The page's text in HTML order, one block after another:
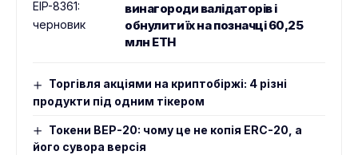
винагороди валідаторів і
обнулити їх на позначці 60,25
млн ETH
Торгівля акціями на криптобіржі: 4 різні
продукти під одним тікером
Токени BEP-20: чому це не копія ERC-20, а
його сувора версія